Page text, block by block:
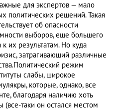
для экспертов — мало
политических решений. Такая
об опасности
выборов, еще большего
их результатам. Но куда
затрагивающий различные
режим
слабы, широкое
которые, однако, все
благодаря наличию хоть
(все-таки он остался местом